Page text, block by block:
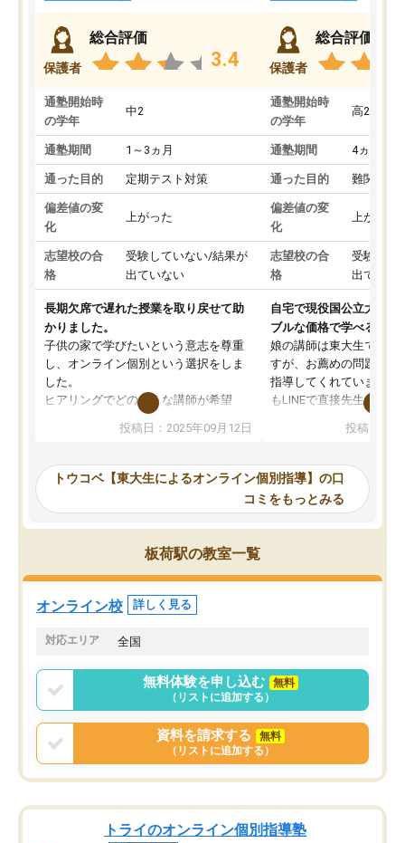
保護者
総合評価
3.4
通塾開始時
の学年
中2
通塾期間 1～3ヵ月
通った目的 定期テスト対策
偏差値の変
化
上がった
志望校の合
格
受験していない/結果が
出ていない
長期欠席で遅れた授業を取り戻せて助
かりました。
子供の家で学びたいという意志を尊重
し、オンライン個別という選択をしま
した。
ヒアリングでどのような講師が希望
か、オプションは付帯するかなど選ぶ
事が出来ました。
ーティングを行い、その講師で良いか
見てから講師を決定する事ができま
す。
うちの子は、初回面談の講師の方で決
オンラインツールを使用した単語帳の
共有があり宿題もそちらで出される形
でした。
言う事で講師変更の申し出があり、あ
まりに短期での変更だった為、塾に通
う事にして退会しました。遅れも取り
戻せ、授業内容や講師の方は良かった
と思います。
投稿日：2025年09月12日
保護者
総合評価
通塾開始時
の学年
高2
通塾期間 4ヵ月～1
通った目的 難関私立
偏差値の変
化
上がった
志望校の合
格
受験して
出ていな
自宅で現役国公立大学生
ブルな価格で学べる
娘の講師は東大生では無
すが、お薦めの問題集や
指導してくれています。
もLINEで直接先生に質問
めれるので、個人に合
いなのがあり(有料)、受
ことをどんなスケジュー
くか相談したのですが、
ち期待したものではなく
くなってきたようなので
投稿日：
トウコベ【東大生によるオンライン個別指導】の口
コミをもっとみる
板荷駅の教室一覧
オンライン校 詳しく見る
対応エリア 全国
無料体験を申し込む
無料
（リストに追加する）
資料を請求する
無料
（リストに追加する）
トライのオンライン個別指導塾